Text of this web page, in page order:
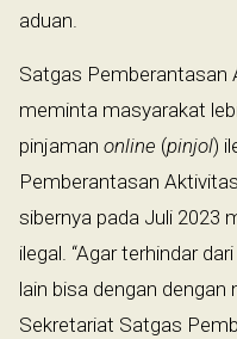
aduan.
Satgas Pemberantasan
meminta masyarakat
pinjaman online (pinjol)
Pemberantasan
sibernya pada Juli 2023
ilegal. “Agar terhindar
lain bisa dengan dengan
Sekretariat Satgas